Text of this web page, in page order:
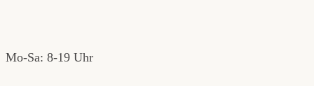
Mo-Sa: 8-19 Uhr